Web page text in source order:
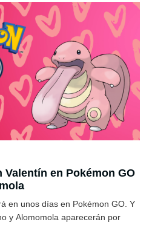
Valentín en Pokémon GO
en unos días en Pokémon GO. Y
y Alomomola aparecerán por